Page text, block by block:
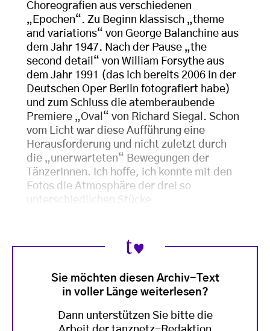
Choreografien aus verschiedenen
„Epochen“. Zu Beginn klassisch „theme
and variations“ von George Balanchine aus
dem Jahr 1947. Nach der Pause „the
second detail“ von William Forsythe aus
dem Jahr 1991 (das ich bereits 2006 in der
Deutschen Oper Berlin fotografiert habe)
und zum Schluss die atemberaubende
Premiere „Oval“ von Richard Siegal. Schon
vom Licht war diese Aufführung eine
Herausforderung und nicht zuletzt durch
die „unerwarteten“ Bewegungen der
TänzerInnen. Ich hoffe, ich konnte mit den
Fotos die Atmosphäre der drei so
unterschiedlichen Stücke
Sie möchten diesen Archiv-Text
in voller Länge weiterlesen?
Dann unterstützen Sie bitte die